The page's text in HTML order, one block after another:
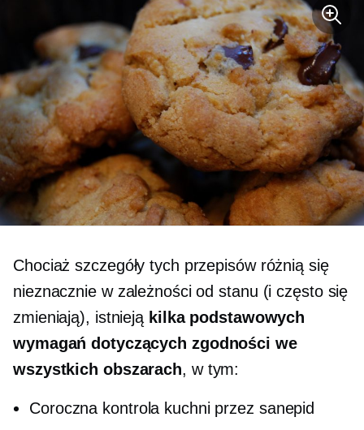
Chociaż szczegóły tych przepisów różnią się
nieznacznie w zależności od stanu (i często się
zmieniają), istnieją kilka podstawowych
wymagań dotyczących zgodności we
wszystkich obszarach, w tym:
Coroczna kontrola kuchni przez sanepid